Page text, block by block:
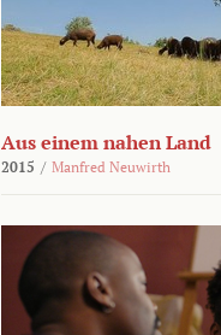
Aus einem nahen Land
2015 / Manfred Neuwirth